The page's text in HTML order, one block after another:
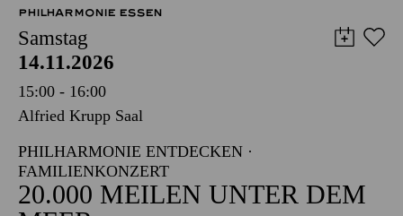
8,00 €
PHILHARMONIE ESSEN
Samstag
14.11.2026
15:00 - 16:00
Alfried Krupp Saal
PHILHARMONIE ENTDECKEN ·